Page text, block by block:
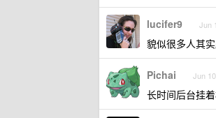
lucifer9 Jun
貌似很多人其
Pichai Jun
长时间后台挂